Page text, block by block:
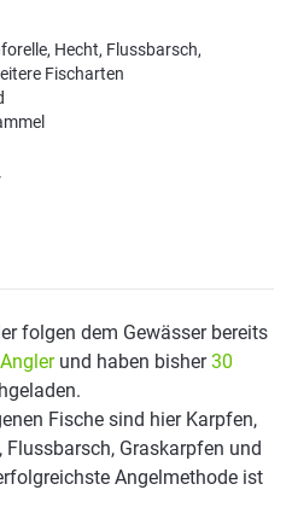
Hecht, Flussbarsch,
Fischarten
folgen dem Gewässer bereits
und haben bisher30
Fische sind hier Karpfen,
Flussbarsch, Graskarpfen und
Angelmethode ist